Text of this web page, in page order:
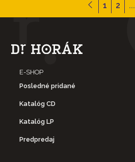
1 2 ...
E-SHOP
Posledné pridané
Katalóg CD
Katalóg LP
Predpredaj